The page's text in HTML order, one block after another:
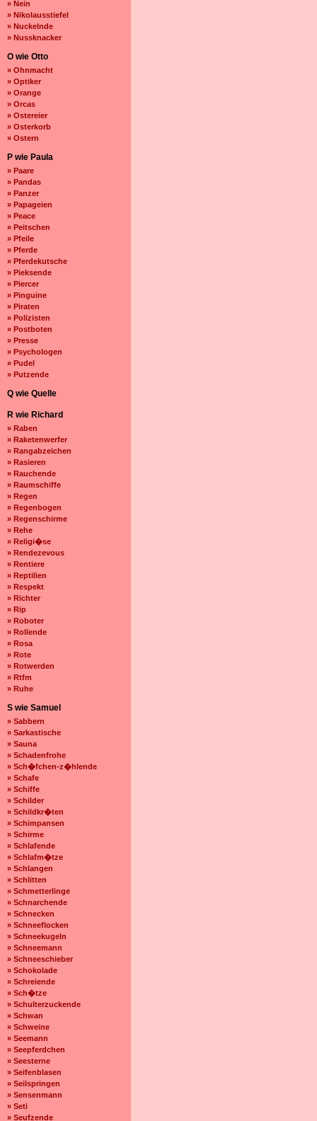
» Nein
» Nikolausstiefel
» Nuckelnde
» Nussknacker
O wie Otto
» Ohnmacht
» Optiker
» Orange
» Orcas
» Ostereier
» Osterkorb
» Ostern
P wie Paula
» Paare
» Pandas
» Panzer
» Papageien
» Peace
» Peitschen
» Pfeile
» Pferde
» Pferdekutsche
» Pieksende
» Piercer
» Pinguine
» Piraten
» Polizisten
» Postboten
» Presse
» Psychologen
» Pudel
» Putzende
Q wie Quelle
R wie Richard
» Raben
» Raketenwerfer
» Rangabzeichen
» Rasieren
» Rauchende
» Raumschiffe
» Regen
» Regenbogen
» Regenschirme
» Rehe
» Religi�se
» Rendezevous
» Rentiere
» Reptilien
» Respekt
» Richter
» Rip
» Roboter
» Rollende
» Rosa
» Rote
» Rotwerden
» Rtfm
» Ruhe
S wie Samuel
» Sabbern
» Sarkastische
» Sauna
» Schadenfrohe
» Sch�fchen-z�hlende
» Schafe
» Schiffe
» Schilder
» Schildkr�ten
» Schimpansen
» Schirme
» Schlafende
» Schlafm�tze
» Schlangen
» Schlitten
» Schmetterlinge
» Schnarchende
» Schnecken
» Schneeflocken
» Schneekugeln
» Schneemann
» Schneeschieber
» Schokolade
» Schreiende
» Sch�tze
» Schulterzuckende
» Schwan
» Schweine
» Seemann
» Seepferdchen
» Seesterne
» Seifenblasen
» Seilspringen
» Sensenmann
» Seti
» Seufzende